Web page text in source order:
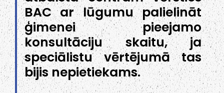
BAC ar lūgumu palielināt
ģimenei pieejamo
konsultāciju skaitu, ja
speciālistu vērtējumā tas
bijis nepietiekams.